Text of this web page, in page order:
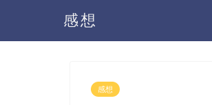
感想
感想